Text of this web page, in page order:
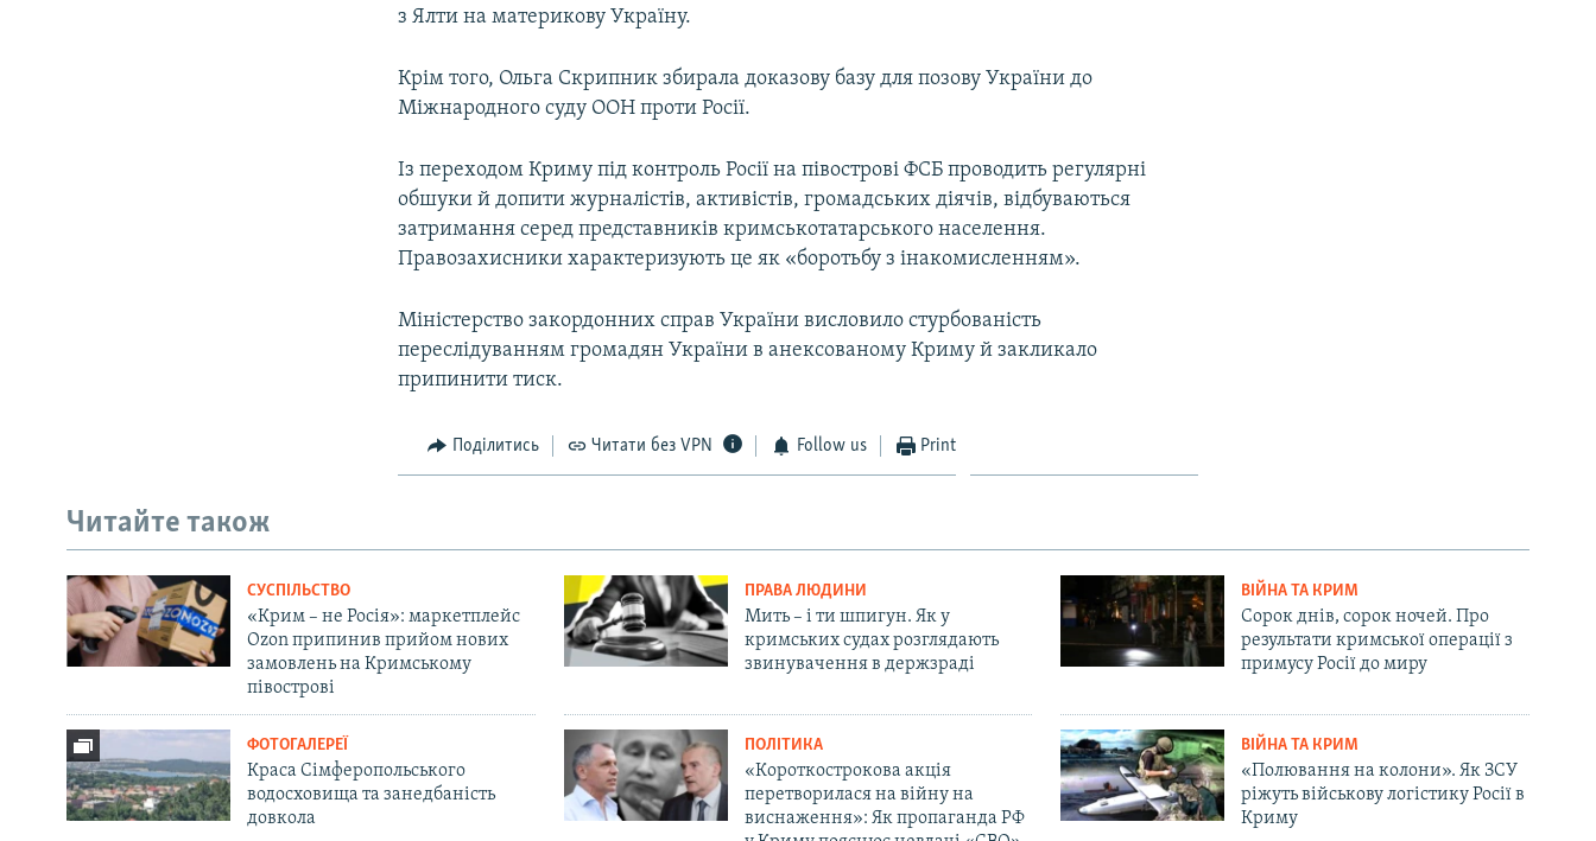
з Ялти на материкову Україну.
Крім того, Ольга Скрипник збирала доказову базу для позову України до
Міжнародного суду ООН проти Росії.
Із переходом Криму під контроль Росії на півострові ФСБ проводить регулярні
обшуки й допити журналістів, активістів, громадських діячів, відбуваються
затримання серед представників кримськотатарського населення.
Правозахисники характеризують це як «боротьбу з інакомисленням».
Міністерство закордонних справ України висловило стурбованість
переслідуванням громадян України в анексованому Криму й закликало
припинити тиск.
Поділитись Читати без VPN Follow us Print
Читайте також
СУСПІЛЬСТВО
«Крим – не Росія»: маркетплейс
Ozon припинив прийом нових
замовлень на Кримському
півострові
ПРАВА ЛЮДИНИ
Мить – і ти шпигун. Як у
кримських судах розглядають
звинувачення в держзраді
ВІЙНА ТА КРИМ
Сорок днів, сорок ночей. Про
результати кримської операції з
примусу Росії до миру
ФОТОГАЛЕРЕЇ
Краса Сімферопольського
водосховища та занедбаність
довкола
ПОЛІТИКА
«Короткострокова акція
перетворилася на війну на
виснаження»: Як пропаганда РФ
ВІЙНА ТА КРИМ
«Полювання на колони». Як ЗСУ
ріжуть військову логістику Росії в
Криму